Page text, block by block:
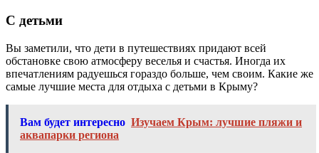
С детьми
Вы заметили, что дети в путешествиях придают всей
обстановке свою атмосферу веселья и счастья. Иногда их
впечатлениям радуешься гораздо больше, чем своим. Какие же
самые лучшие места для отдыха с детьми в Крыму?
Вам будет интересно Изучаем Крым: лучшие пляжи и
аквапарки региона